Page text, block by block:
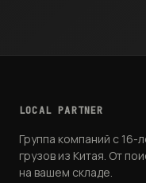
LOCAL PARTNER
Группа компаний с 16-
грузов из Китая. От
на вашем складе.